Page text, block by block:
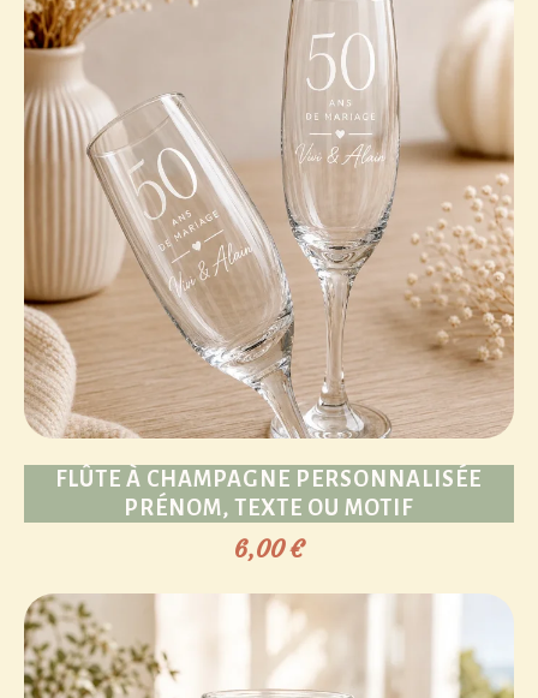
FLÛTE À CHAMPAGNE PERSONNALISÉE
PRÉNOM, TEXTE OU MOTIF
6,00€